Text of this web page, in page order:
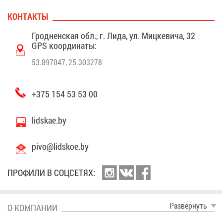
КОН­ТАК­ТЫ
Грод­нен­ская обл., г. Ли­да, ул. Миц­ке­ви­ча, 32
GPS ко­ор­ди­на­ты:
53.897047, 25.303278
+375 154 53 53 00
lidskae.by
pivo@​lidskoe.​by
ПРО­ФИ­ЛИ В СОЦ­СЕ­ТЯХ:
Раз­вер­нуть
О КОМ­ПА­НИИ